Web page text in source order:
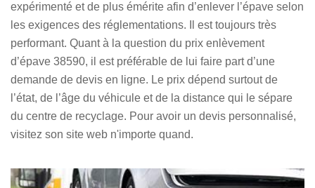
expérimenté et de plus émérite afin d’enlever l’épave selon
les exigences des réglementations. Il est toujours très
performant. Quant à la question du prix enlèvement
d’épave 38590, il est préférable de lui faire part d’une
demande de devis en ligne. Le prix dépend surtout de
l’état, de l’âge du véhicule et de la distance qui le sépare
du centre de recyclage. Pour avoir un devis personnalisé,
visitez son site web n'importe quand.